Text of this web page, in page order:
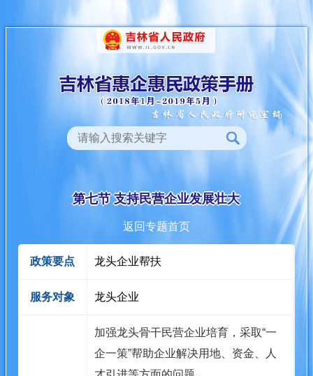
第七节 支持民营企业发展壮大
返回专题首页
政策要点 龙头企业帮扶
服务对象 龙头企业
加强龙头骨干民营企业培育，采取“一
企一策”帮助企业解决用地、资金、人